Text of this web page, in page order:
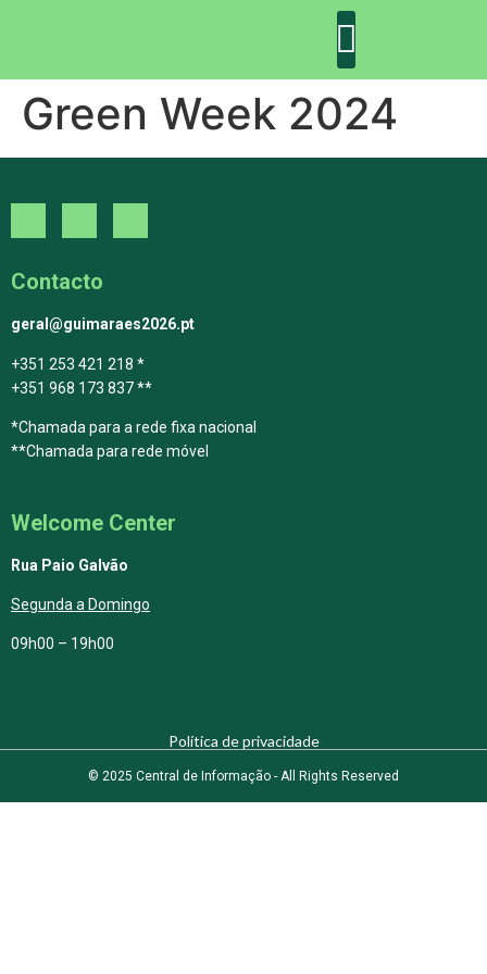
Green Week 2024
Contacto
geral@guimaraes2026.pt
+351 253 421 218 *
+351 968 173 837 **
*Chamada para a rede fixa nacional
**Chamada para rede móvel
Welcome Center
Rua Paio Galvão
Segunda a Domingo
09h00 – 19h00
Política de privacidade
© 2025 Central de Informação - All Rights Reserved